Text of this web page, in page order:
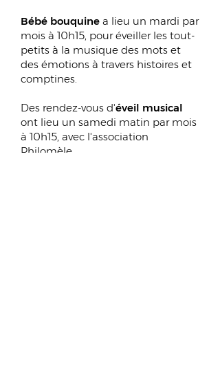
Bébé bouquine a lieu un mardi par
mois à 10h15, pour éveiller les tout-
petits à la musique des mots et
des émotions à travers histoires et
comptines.
Des rendez-vous d'éveil musical
ont lieu un samedi matin par mois
à 10h15, avec l'association
Philomèle.